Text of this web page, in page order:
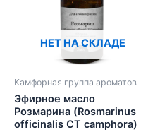
НЕТ НА СКЛАДЕ
Камфорная группа ароматов
Эфирное масло
Розмарина (Rosmarinus
officinalis CT camphоrа)